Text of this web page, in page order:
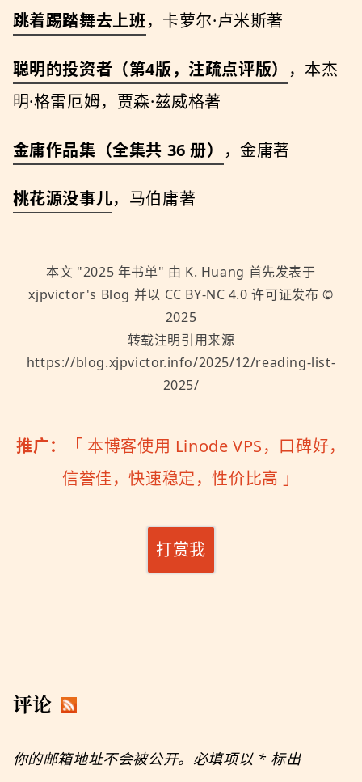
跳着踢踏舞去上班，卡萝尔·卢⽶斯著
聪明的投资者（第4版，注疏点评版）
，本杰
明·格雷厄姆，贾森·兹威格著
金庸作品集（全集共 36 册） ，金庸著
桃花源没事儿，马伯庸著
本文 "2025 年书单" 由 K. Huang 首先发表于
xjpvictor's Blog 并以 CC BY-NC 4.0 许可证发布 ©
2025
转载注明引用来源
https://blog.xjpvictor.info/2025/12/reading-list-
2025/
推广： 「 本博客使用 Linode VPS，口碑好，
信誉佳，快速稳定，性价比高 」
打赏我
评论
你的邮箱地址不会被公开。必填项以 *标出